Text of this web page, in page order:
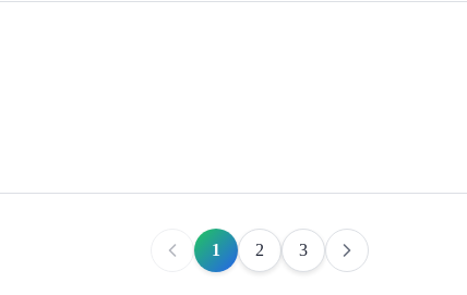
1 2 3